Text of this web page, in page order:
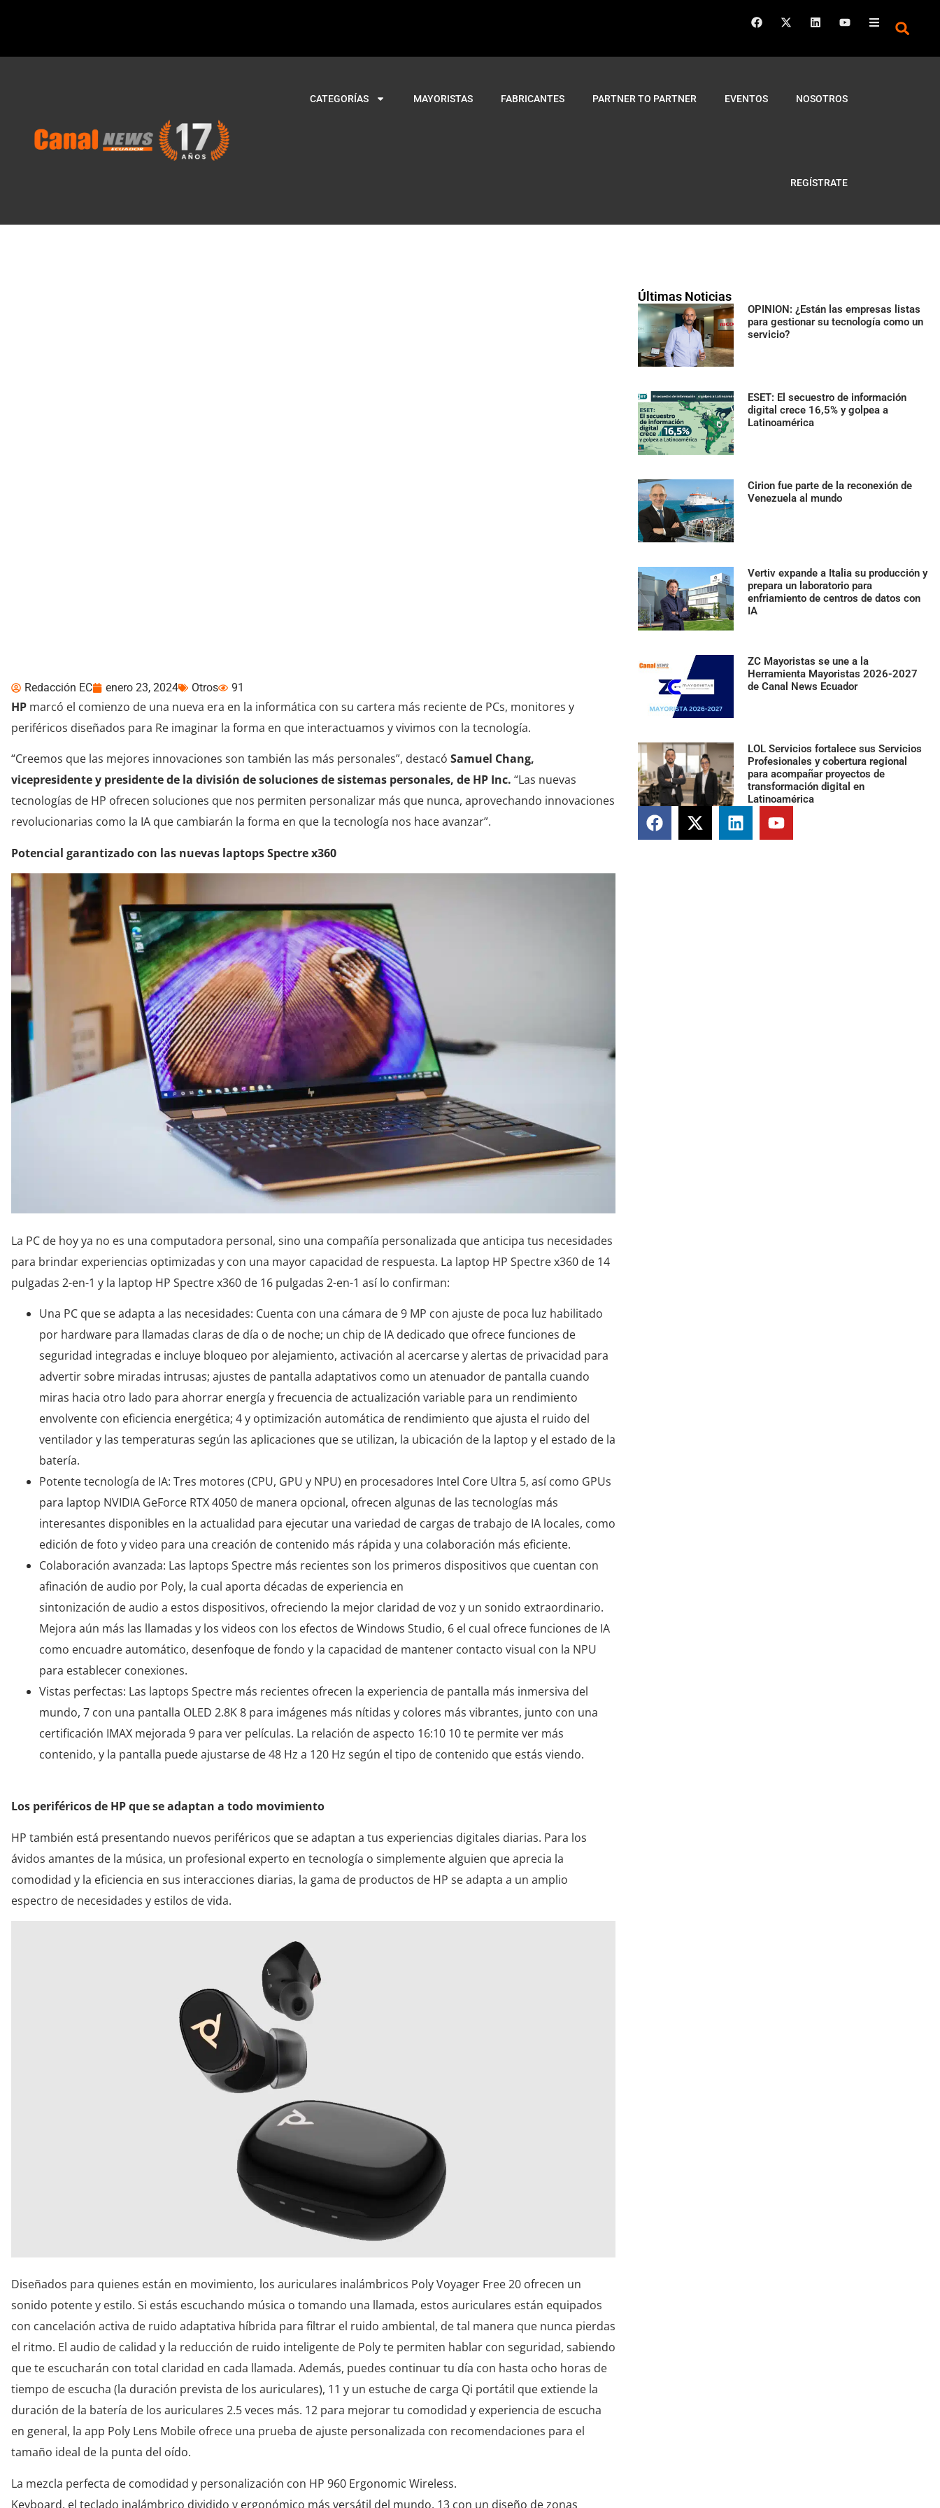
CATEGORÍAS MAYORISTAS FABRICANTES PARTNER TO PARTNER EVENTOS NOSOTROS
REGÍSTRATE
Últimas Noticias
OPINION: ¿Están las empresas listas
para gestionar su tecnología como un
servicio?
ESET: El secuestro de información
digital crece 16,5% y golpea a
Latinoamérica
Cirion fue parte de la reconexión de
Venezuela al mundo
Vertiv expande a Italia su producción y
prepara un laboratorio para
enfriamiento de centros de datos con
IA
ZC Mayoristas se une a la
Herramienta Mayoristas 2026-2027
de Canal News Ecuador
LOL Servicios fortalece sus Servicios
Profesionales y cobertura regional
para acompañar proyectos de
transformación digital en
Latinoamérica
Redacción EC enero 23, 2024 Otros 91
HP marcó el comienzo de una nueva era en la informática con su cartera más reciente de PCs, monitores y
periféricos diseñados para Re imaginar la forma en que interactuamos y vivimos con la tecnología.
“Creemos que las mejores innovaciones son también las más personales”, destacóSamuel Chang,
vicepresidente y presidente de la división de soluciones de sistemas personales, de HP Inc. “Las nuevas
tecnologías de HP ofrecen soluciones que nos permiten personalizar más que nunca, aprovechando innovaciones
revolucionarias como la IA que cambiarán la forma en que la tecnología nos hace avanzar”.
Potencial garantizado con las nuevas laptops Spectre x360
La PC de hoy ya no es una computadora personal, sino una compañía personalizada que anticipa tus necesidades
para brindar experiencias optimizadas y con una mayor capacidad de respuesta. La laptop HP Spectre x360 de 14
pulgadas 2-en-1 y la laptop HP Spectre x360 de 16 pulgadas 2-en-1 así lo confirman:
Una PC que se adapta a las necesidades: Cuenta con una cámara de 9 MP con ajuste de poca luz habilitado
por hardware para llamadas claras de día o de noche; un chip de IA dedicado que ofrece funciones de
seguridad integradas e incluye bloqueo por alejamiento, activación al acercarse y alertas de privacidad para
advertir sobre miradas intrusas; ajustes de pantalla adaptativos como un atenuador de pantalla cuando
miras hacia otro lado para ahorrar energía y frecuencia de actualización variable para un rendimiento
envolvente con eficiencia energética; 4 y optimización automática de rendimiento que ajusta el ruido del
ventilador y las temperaturas según las aplicaciones que se utilizan, la ubicación de la laptop y el estado de la
batería.
Potente tecnología de IA: Tres motores (CPU, GPU y NPU) en procesadores Intel Core Ultra 5, así como GPUs
para laptop NVIDIA GeForce RTX 4050 de manera opcional, ofrecen algunas de las tecnologías más
interesantes disponibles en la actualidad para ejecutar una variedad de cargas de trabajo de IA locales, como
edición de foto y video para una creación de contenido más rápida y una colaboración más eficiente.
Colaboración avanzada: Las laptops Spectre más recientes son los primeros dispositivos que cuentan con
afinación de audio por Poly, la cual aporta décadas de experiencia en
sintonización de audio a estos dispositivos, ofreciendo la mejor claridad de voz y un sonido extraordinario.
Mejora aún más las llamadas y los videos con los efectos de Windows Studio, 6 el cual ofrece funciones de IA
como encuadre automático, desenfoque de fondo y la capacidad de mantener contacto visual con la NPU
para establecer conexiones. ​
Vistas perfectas: Las laptops Spectre más recientes ofrecen la experiencia de pantalla más inmersiva del
mundo, 7 con una pantalla OLED 2.8K 8 para imágenes más nítidas y colores más vibrantes, junto con una
certificación IMAX mejorada 9 para ver películas. La relación de aspecto 16:10 10 te permite ver más
contenido, y la pantalla puede ajustarse de 48 Hz a 120 Hz según el tipo de contenido que estás viendo.
Los periféricos de HP que se adaptan a todo movimiento
HP también está presentando nuevos periféricos que se adaptan a tus experiencias digitales diarias. Para los
ávidos amantes de la música, un profesional experto en tecnología o simplemente alguien que aprecia la
comodidad y la eficiencia en sus interacciones diarias, la gama de productos de HP se adapta a un amplio
espectro de necesidades y estilos de vida.
Diseñados para quienes están en movimiento, los auriculares inalámbricos Poly Voyager Free 20 ofrecen un
sonido potente y estilo. Si estás escuchando música o tomando una llamada, estos auriculares están equipados
con cancelación activa de ruido adaptativa híbrida para filtrar el ruido ambiental, de tal manera que nunca pierdas
el ritmo. El audio de calidad y la reducción de ruido inteligente de Poly te permiten hablar con seguridad, sabiendo
que te escucharán con total claridad en cada llamada. Además, puedes continuar tu día con hasta ocho horas de
tiempo de escucha (la duración prevista de los auriculares), 11 y un estuche de carga Qi portátil que extiende la
duración de la batería de los auriculares 2.5 veces más. 12 para mejorar tu comodidad y experiencia de escucha
en general, la app Poly Lens Mobile ofrece una prueba de ajuste personalizada con recomendaciones para el
tamaño ideal de la punta del oído.
La mezcla perfecta de comodidad y personalización con HP 960 Ergonomic Wireless.
Keyboard, el teclado inalámbrico dividido y ergonómico más versátil del mundo. 13 con un diseño de zonas